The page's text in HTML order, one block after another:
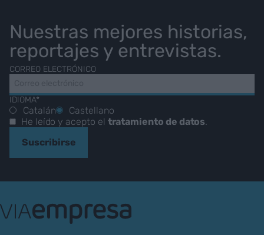
Nuestras mejores historias,
reportajes y entrevistas.
CORREO ELECTRÓNICO
IDIOMA*
Catalán
Castellano
He leído y acepto el tratamiento de datos
Suscribirse